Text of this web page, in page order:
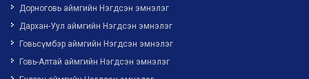
Дорноговь аймгийн Нэгдсэн эмнэлэг
Дархан-Уул аймгийн Нэгдсэн эмнэлэг
Говьсүмбэр аймгийн Нэгдсэн эмнэлэг
Говь-Алтай аймгийн Нэгдсэн эмнэлэг